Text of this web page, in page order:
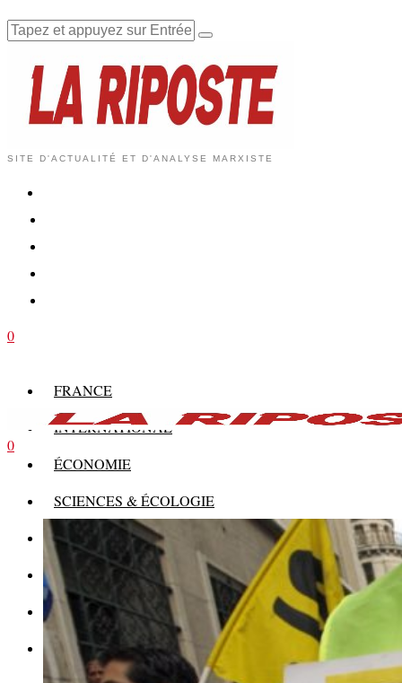
SITE D'ACTUALITÉ ET D'ANALYSE MARXISTE
0
FRANCE
INTERNATIONAL
ÉCONOMIE
SCIENCES & ÉCOLOGIE
HISTOIRE
THÉORIE
CULTURE
MULTIMÉDIAS
0